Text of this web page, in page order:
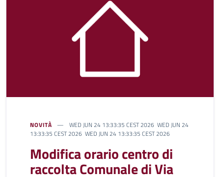
NOVITÀ
WED JUN 24 13:33:35 CEST 2026 WED JUN 24
13:33:35 CEST 2026 WED JUN 24 13:33:35 CEST 2026
Modifica orario centro di
raccolta Comunale di Via